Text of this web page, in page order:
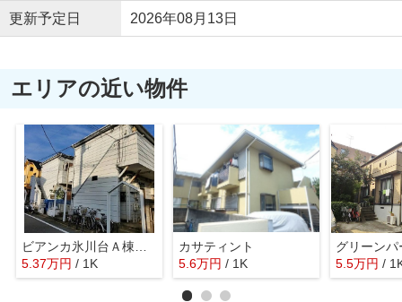
更新予定日 2026年08月13日
エリアの近い物件
5.37万円 / 1K
カサティント
5.6万円 / 1K
グリーン
5.5万円 /